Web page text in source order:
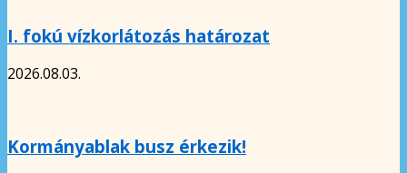
I. fokú vízkorlátozás határozat
2026.08.03.
Kormányablak busz érkezik!